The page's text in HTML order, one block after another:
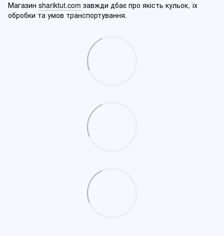
Магазин shariktut.com завжди дбає про якість кульок, їх
обробки та умов транспортування.